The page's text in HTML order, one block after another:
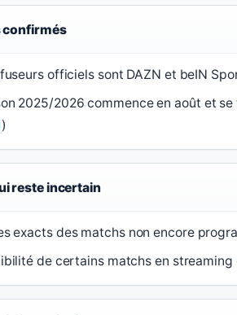
confirmés
officiels sont DAZN et beIN
2025/2026 commence en août et
)
reste incertain
exacts des matchs non encore
de certains matchs en